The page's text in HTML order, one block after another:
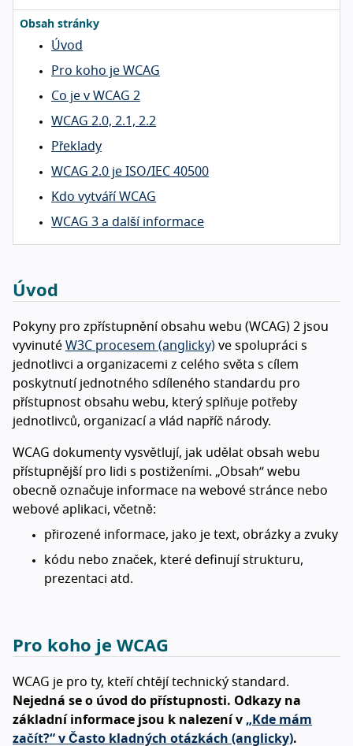
Obsah stránky
Úvod
Pro koho je WCAG
Co je v WCAG 2
WCAG 2.0, 2.1, 2.2
Překlady
WCAG 2.0 je ISO/IEC 40500
Kdo vytváří WCAG
WCAG 3 a další informace
Úvod
Pokyny pro zpřístupnění obsahu webu (WCAG) 2 jsou
vyvinuté W3C procesem (anglicky) ve spolupráci s
jednotlivci a organizacemi z celého světa s cílem
poskytnutí jednotného sdíleného standardu pro
přístupnost obsahu webu, který splňuje potřeby
jednotlivců, organizací a vlád napříč národy.
WCAG dokumenty vysvětlují, jak udělat obsah webu
přístupnější pro lidi s postiženími. „Obsah“ webu
obecně označuje informace na webové stránce nebo
webové aplikaci, včetně:
přirozené informace, jako je text, obrázky a zvuky
kódu nebo značek, které definují strukturu,
prezentaci atd.
Pro koho je WCAG
WCAG je pro ty, kteří chtějí technický standard.
Nejedná se o úvod do přístupnosti. Odkazy na
základní informace jsou k nalezení v „Kde mám
začít?“ v Často kladných otázkách (anglicky).